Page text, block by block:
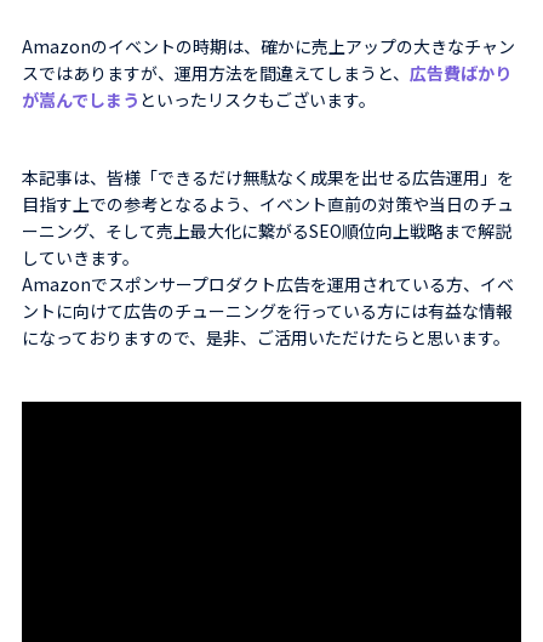
Amazonのイベントの時期は、確かに売上アップの大きなチャン
スではありますが、運用方法を間違えてしまうと、 広告費ばかり
が嵩んでしまう といったリスクもございます。
本記事は、皆様「できるだけ無駄なく成果を出せる広告運用」を
目指す上での参考となるよう、イベント直前の対策や当日のチュ
ーニング、そして売上最大化に繋がるSEO順位向上戦略まで解説
していきます。
Amazonでスポンサープロダクト広告を運用されている方、イベ
ントに向けて広告のチューニングを行っている方には有益な情報
になっておりますので、是非、ご活用いただけたらと思います。